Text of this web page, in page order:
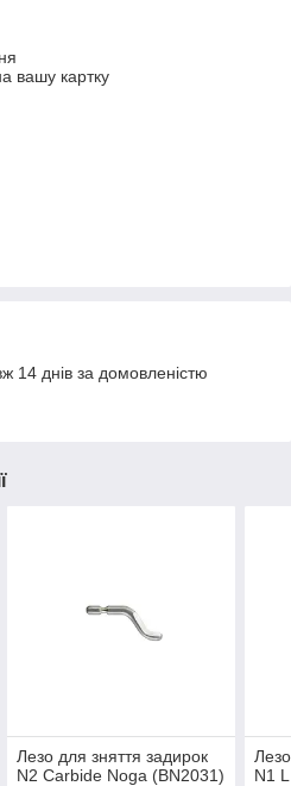
вашу картку
14 днів за домовленістю
Лезо для зняття задирок
N2 Carbide Noga (BN2031)
N1